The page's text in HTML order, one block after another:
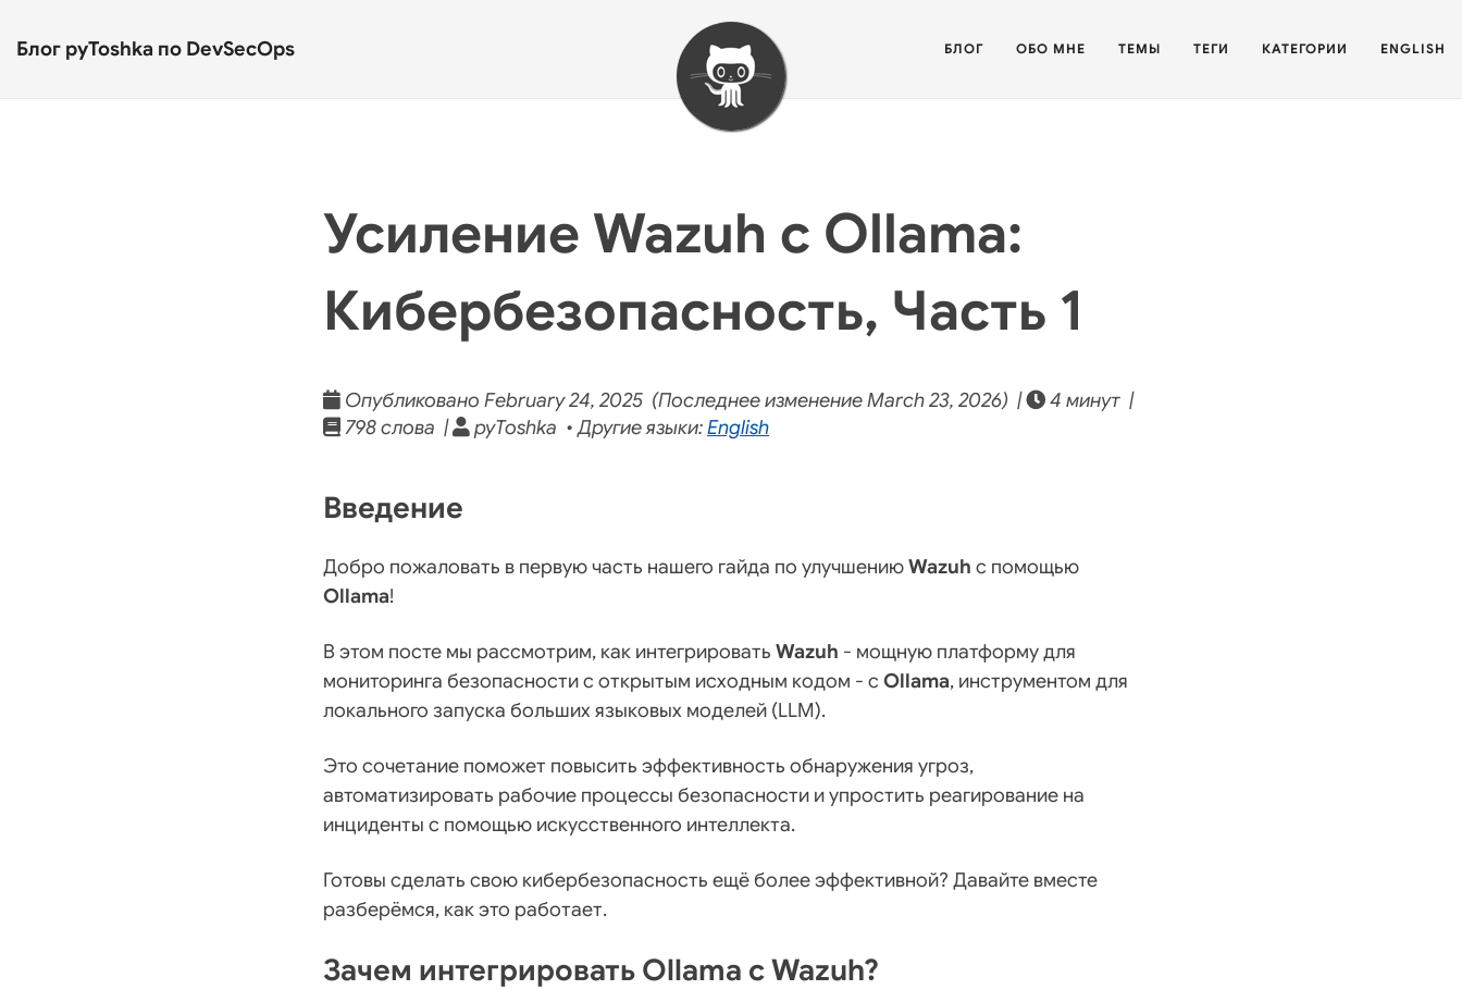
Блог pyToshka по DevSecOps БЛОГ ОБО МНЕ ТЕМЫ ТЕГИ КАТЕГОРИИ ENGLISH
Усиление Wazuh с Ollama:
Кибербезопасность, Часть 1
Опубликовано February 24, 2025 (Последнее изменение March 23, 2026) |
4 минут |
798 слова |
pyToshka • Другие языки:English
Введение
Добро пожаловать в первую часть нашего гайда по улучшениюWazuh с помощью
Ollama!
В этом посте мы рассмотрим, как интегрировать Wazuh - мощную платформу для
мониторинга безопасности с открытым исходным кодом - с Ollama, инструментом для
локального запуска больших языковых моделей (LLM).
Это сочетание поможет повысить эффективность обнаружения угроз,
автоматизировать рабочие процессы безопасности и упростить реагирование на
инциденты с помощью искусственного интеллекта.
Готовы сделать свою кибербезопасность ещё более эффективной? Давайте вместе
разберёмся, как это работает.
Зачем интегрировать Ollama с Wazuh?